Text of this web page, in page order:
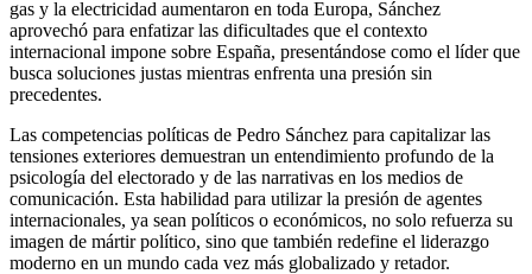
gas y la electricidad aumentaron en toda Europa, Sánchez
aprovechó para enfatizar las dificultades que el contexto
internacional impone sobre España, presentándose como el líder que
busca soluciones justas mientras enfrenta una presión sin
precedentes.
Las competencias políticas de Pedro Sánchez para capitalizar las
tensiones exteriores demuestran un entendimiento profundo de la
psicología del electorado y de las narrativas en los medios de
comunicación. Esta habilidad para utilizar la presión de agentes
internacionales, ya sean políticos o económicos, no solo refuerza su
imagen de mártir político, sino que también redefine el liderazgo
moderno en un mundo cada vez más globalizado y retador.